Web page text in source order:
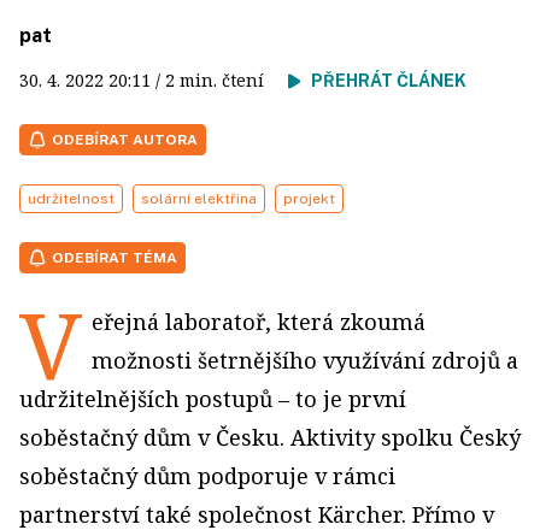
pat
30. 4. 2022 20:11 / 2 min. čtení PŘEHRÁT ČLÁNEK
ODEBÍRAT AUTORA
udržitelnost solární elektřina projekt
ODEBÍRAT TÉMA
V eřejná laboratoř, která zkoumá
možnosti šetrnějšího využívání zdrojů a
udržitelnějších postupů – to je první
soběstačný dům v Česku. Aktivity spolku Český
soběstačný dům podporuje v rámci
partnerství také společnost Kärcher. Přímo v